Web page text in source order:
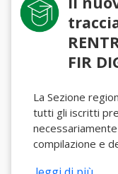
FIR
La Sezione
tutti gli iscritti
compilazione e